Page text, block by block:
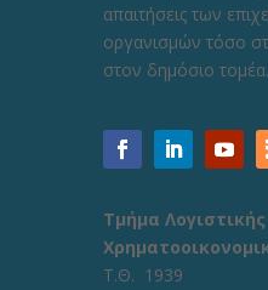
απαιτήσεις των
οργανισμών τόσο
στον δημόσιο τομέα.
Τμήμα
Τ.Θ. 1939